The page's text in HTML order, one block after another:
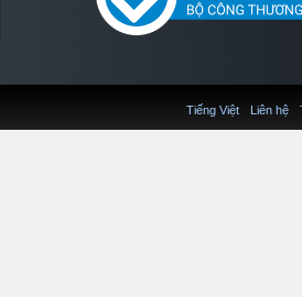
Liên hệ
Tiếng Việt